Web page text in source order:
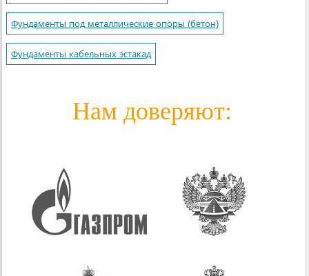
Фундаменты под металлические опоры (бетон)
Фундаменты кабельных эстакад
Нам доверяют: